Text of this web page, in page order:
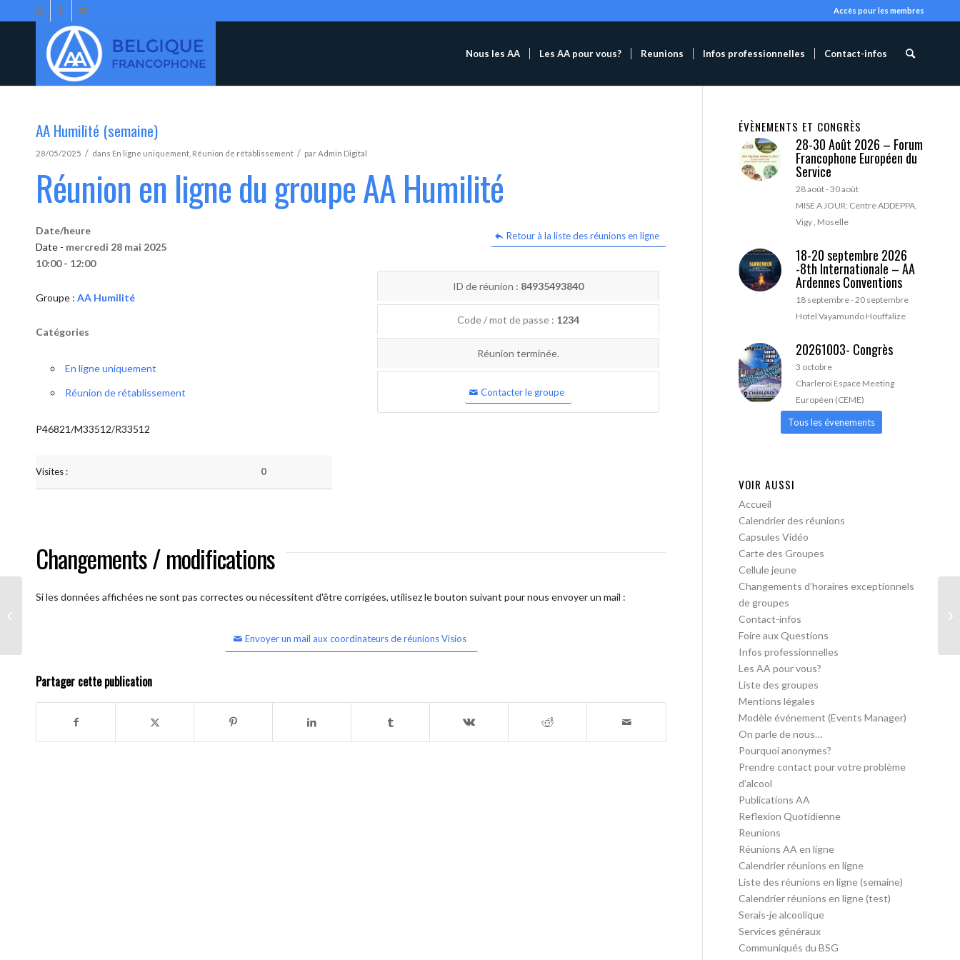
Accès pour les membres
Nous les AA Les AA pour vous? Reunions Infos professionnelles Contact-infos
AA Humilité (semaine)
28/05/2025 / dans En ligne uniquement Réunion de rétablissement / parAdmin Digital
Réunion en ligne du groupe AA Humilité
Retour à la liste des réunions en ligne
Date/heure
Date - mercredi 28 mai 2025
10:00 - 12:00
Groupe : AA Humilité
Catégories
En ligne uniquement
Réunion de rétablissement
P46821/M33512/R33512
Visites : 0
ID de réunion : 84935493840
Code / mot de passe : 1234
Réunion terminée.
Contacter le groupe
Changements / modifications
Si les données affichées ne sont pas correctes ou nécessitent d'être corrigées, utilisez le bouton suivant pour nous envoyer un mail :
Envoyer un mail aux coordinateurs de réunions Visios
Partager cette publication
ÉVÈNEMENTS ET CONGRÈS
28-30 Août 2026 – Forum
Francophone Européen du
Service
28 août-30 août
MISE A JOUR: Centre ADDEPPA,
Vigy , Moselle
18-20 septembre 2026
-8th Internationale – AA
Ardennes Conventions
18 septembre-20 septembre
Hotel Vayamundo Houffalize
20261003- Congrès
3 octobre
Charleroi Espace Meeting
Européen (CEME)
Tous les évenements
VOIR AUSSI
Accueil
Calendrier des réunions
Capsules Vidéo
Carte des Groupes
Cellule jeune
Changements d’horaires exceptionnels
de groupes
Contact-infos
Foire aux Questions
Infos professionnelles
Les AA pour vous?
Liste des groupes
Mentions légales
Modèle événement (Events Manager)
On parle de nous…
Pourquoi anonymes?
Prendre contact pour votre problème
d’alcool
Publications AA
Reflexion Quotidienne
Reunions
Réunions AA en ligne
Calendrier réunions en ligne
Liste des réunions en ligne (semaine)
Calendrier réunions en ligne (test)
Serais-je alcoolique
Services généraux
Communiqués du BSG